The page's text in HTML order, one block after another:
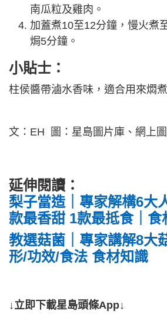
南瓜粒及雞肉。
加蓋煮10至12分鐘，慢火煮
焗5分鐘。
小貼士：
柱侯醬帶滷水香味，適合用來燜
文：EH 圖：星島圖片庫、網上
延伸閱讀：
梨子當造｜專家解構6大
款最香甜 1款最抵食｜食
教選菇菌｜專家講解8大
形/功效/食法 食材知識
↓立即下載星島頭條App↓